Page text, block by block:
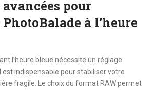
pour
à l’heure
l’heure bleue nécessite un réglage
indispensable pour stabiliser votre
fragile. Le choix du format RAW permet